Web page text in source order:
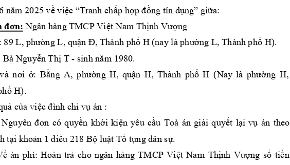
năm 2025 về việc “Tranh chấp hợp đồng tín dụng” giữa:
đơn: Ngân hàng TMCP Việt Nam Thịnh Vượng
89 L, phường L, quận Đ, Thành phố H (nay là phường L, Thành phố H).
Bà Nguyễn Thị T - sinh năm 1980.
và nơi ở: Bằng A, phường H, quận H, Thành phố H (Nay là phường H,
H).
ả của việc đình chỉ vụ án :
Nguyên đơn có quyền khởi kiện yêu cầu Toà án giải quyết lại vụ án theo
tại khoản 1 điều 218 Bộ luật Tố tụng dân sự.
án phí: Hoàn trả cho ngân hàng TMCP Việt Nam Thịnh Vượng số tiền